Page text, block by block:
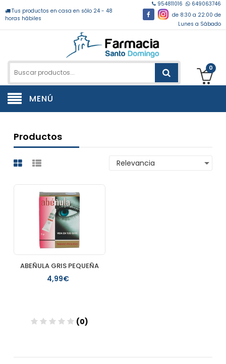
Tus productos en casa en sólo 24 - 48
horas hábiles
954811016
649063746
de 8:30 a 22:00 de
Lunes a Sábado
0
MENÚ
Productos
ABEÑULA GRIS PEQUEÑA
4,99€
(0)